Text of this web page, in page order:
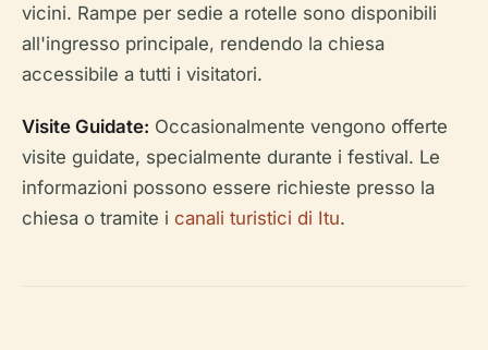
vicini. Rampe per sedie a rotelle sono disponibili
all'ingresso principale, rendendo la chiesa
accessibile a tutti i visitatori.
Visite Guidate: Occasionalmente vengono offerte
visite guidate, specialmente durante i festival. Le
informazioni possono essere richieste presso la
chiesa o tramite i canali turistici di Itu.